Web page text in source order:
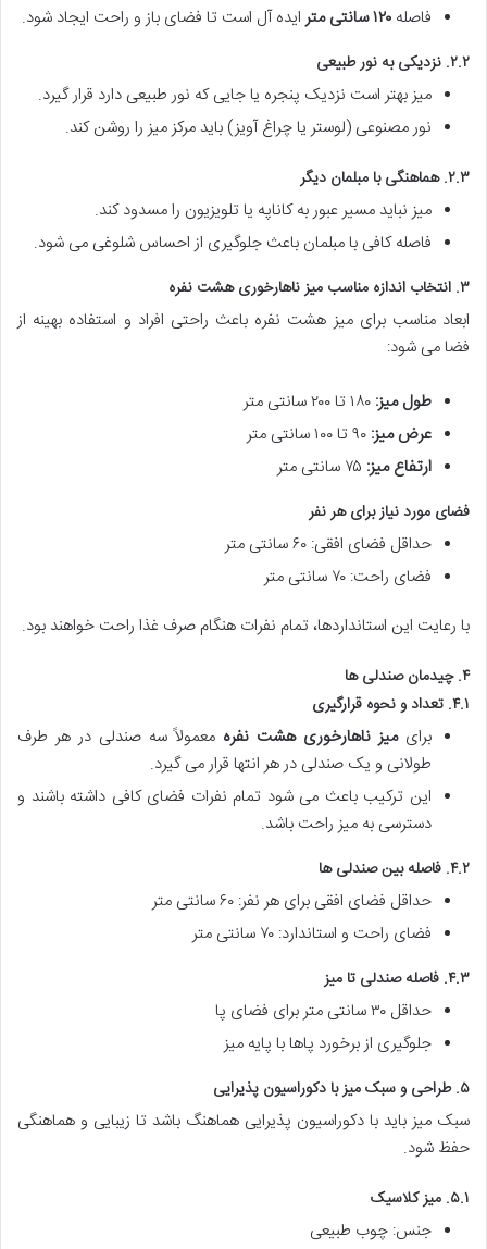
فاصله ۱۲۰ سانتی متر ایده آل است تا فضای باز و راحت ایجاد شود.
۲.۲. نزدیکی به نور طبیعی
میز بهتر است نزدیک پنجره یا جایی که نور طبیعی دارد قرار گیرد.
نور مصنوعی (لوستر یا چراغ آویز) باید مرکز میز را روشن کند.
۲.۳. هماهنگی با مبلمان دیگر
میز نباید مسیر عبور به کاناپه یا تلویزیون را مسدود کند.
فاصله کافی با مبلمان باعث جلوگیری از احساس شلوغی می شود.
۳. انتخاب اندازه مناسب میز ناهارخوری هشت نفره
ابعاد مناسب برای میز هشت نفره باعث راحتی افراد و استفاده بهینه از
فضا می شود:
طول میز:
عرض میز:
ارتفاع میز:
فضای مورد نیاز برای هر نفر
حداقل فضای افقی: ۶۰ سانتی متر
فضای راحت: ۷۰ سانتی متر
با رعایت این استانداردها، تمام نفرات هنگام صرف غذا راحت خواهند بود.
۴. چیدمان صندلی ها
۴.۱. تعداد و نحوه قرارگیری
برایمیز ناهارخوری هشت نفره معمولاً سه صندلی در هر طرف
طولانی و یک صندلی در هر انتها قرار می گیرد.
این ترکیب باعث می شود تمام نفرات فضای کافی داشته باشند و
دسترسی به میز راحت باشد.
۴.۲. فاصله بین صندلی ها
حداقل فضای افقی برای هر نفر: ۶۰ سانتی متر
فضای راحت و استاندارد: ۷۰ سانتی متر
۴.۳. فاصله صندلی تا میز
حداقل ۳۰ سانتی متر برای فضای پا
جلوگیری از برخورد پاها با پایه میز
۵. طراحی و سبک میز با دکوراسیون پذیرایی
سبک میز باید با دکوراسیون پذیرایی هماهنگ باشد تا زیبایی و هماهنگی
حفظ شود.
۵.۱. میز کلاسیک
جنس: چوب طبیعی